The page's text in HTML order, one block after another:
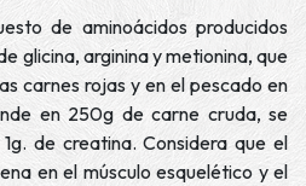
de aminoácidos producidos
glicina, arginina y metionina, que
carnes rojas y en el pescado en
en 250g de carne cruda, se
de creatina. Considera que el
en el músculo esquelético y el